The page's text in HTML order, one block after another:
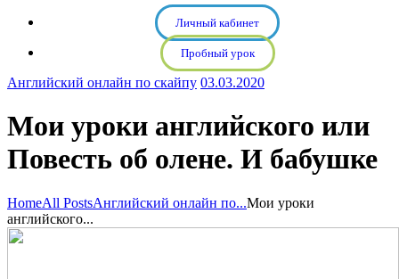
Личный кабинет
Пробный урок
Английский онлайн по скайпу 03.03.2020
Мои уроки английского или
Повесть об олене. И бабушке
HomeAll PostsАнглийский онлайн по...Мои уроки
английского...